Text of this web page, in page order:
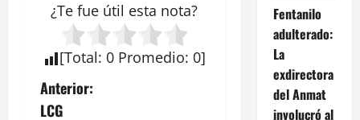
¿Te fue útil esta nota?
[Total: 0 Promedio: 0]
N
Anterior:
LCG
Fentanilo
adulterado:
La
exdirectora
del Anmat
involucró al